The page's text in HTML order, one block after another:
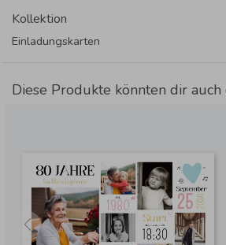
Kollektion
Einladungskarten
Diese Produkte könnten dir